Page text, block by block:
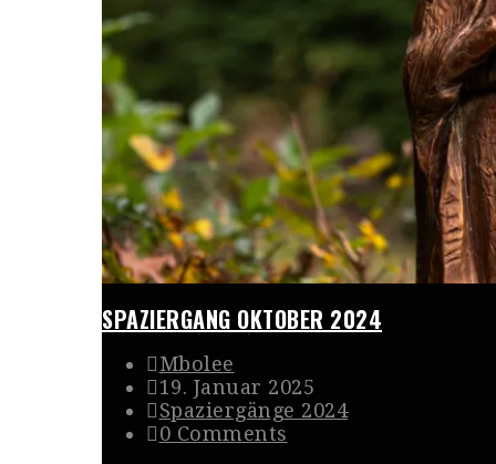
SPAZIERGANG OKTOBER 2024
Mbolee
19. Januar 2025
Spaziergänge 2024
0 Comments